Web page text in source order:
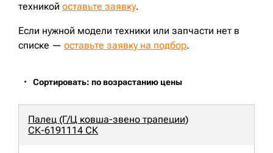
техникой оставьте заявку.
Если нужной модели техники или запчасти нет в
списке — оставьте заявку на подбор.
Сортировать: по возрастанию цены
Палец (Г/Ц ковша-звено трапеции)
СК-6191114 СК